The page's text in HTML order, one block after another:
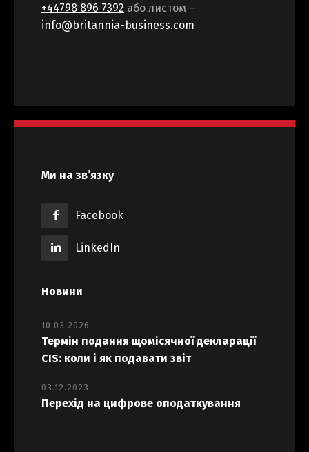
+44798 896 7392 або листом –
info@britannia-business.com
Ми на зв’язку
Facebook
LinkedIn
Новини
10.03.2026
Термін подання щомісячної декларації
CIS: коли і як подавати звіт
03.12.2023
Перехід на цифрове оподаткування